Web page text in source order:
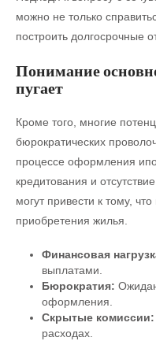
можно не только
построить долгосрочные
Понимание
пугает
Кроме того, многие
бюрократических
процессе оформления
кредитования и
могут привести к тому,
приобретения жилья.
Финансовая
выплатами.
Бюрократия:
оформления.
Скрытые комиссии:
расходах.